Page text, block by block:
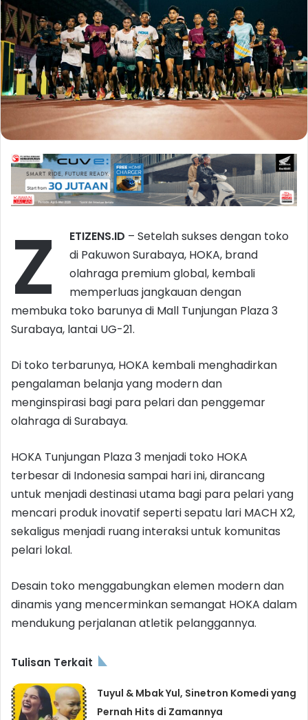
Z ETIZENS.ID – Setelah sukses dengan toko
di Pakuwon Surabaya, HOKA, brand
olahraga premium global, kembali
memperluas jangkauan dengan
membuka toko barunya di Mall Tunjungan Plaza 3
Surabaya, lantai UG-21.
Di toko terbarunya, HOKA kembali menghadirkan
pengalaman belanja yang modern dan
menginspirasi bagi para pelari dan penggemar
olahraga di Surabaya.
HOKA Tunjungan Plaza 3 menjadi toko HOKA
terbesar di Indonesia sampai hari ini, dirancang
untuk menjadi destinasi utama bagi para pelari yang
mencari produk inovatif seperti sepatu lari MACH X2,
sekaligus menjadi ruang interaksi untuk komunitas
pelari lokal.
Desain toko menggabungkan elemen modern dan
dinamis yang mencerminkan semangat HOKA dalam
mendukung perjalanan atletik pelanggannya.
Tulisan Terkait
Tuyul & Mbak Yul, Sinetron Komedi yang
Pernah Hits di Zamannya